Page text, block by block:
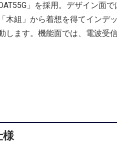
」を採用。デザイン面
組」から着想を得てインデ
ます。機能面では、電波受
様